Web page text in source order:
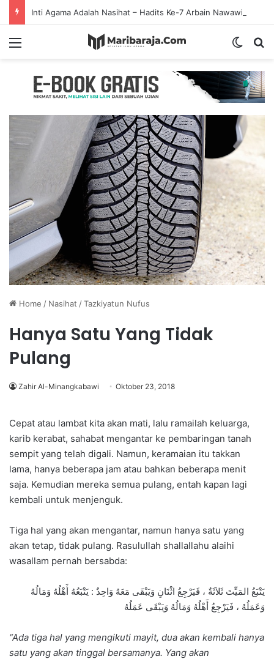
Inti Agama Adalah Nasihat – Hadits Ke-7 Arbain Nawawi
Home / Nasihat /Tazkiyatun Nufus
Hanya Satu Yang Tidak
Pulang
Zahir Al-Minangkabawi Oktober 23, 2018
Cepat atau lambat kita akan mati, lalu ramailah keluarga,
karib kerabat, sahabat mengantar ke pembaringan tanah
sempit yang telah digali. Namun, keramaian itu takkan
lama, hanya beberapa jam atau bahkan beberapa menit
saja. Kemudian mereka semua pulang, entah kapan lagi
kembali untuk menjenguk.
Tiga hal yang akan mengantar, namun hanya satu yang
akan tetap, tidak pulang. Rasulullah shallallahu alaihi
wasallam pernah bersabda:
يَتْبَعُ المَيِّتَ ثَلاَثَةٌ ، فَيَرْجِعُ اثْنَانِ وَيَبْقَى مَعَهُ وَاحِدٌ : يَتْبَعُهُ أَهْلُهُ وَمَالُهُ
وَعَمَلُهُ ، فَيَرْجِعُ أَهْلُهُ وَمَالُهُ وَيَبْقَى عَمَلُهُ
“Ada tiga hal yang mengikuti mayit, dua akan kembali hanya
satu yang akan tinggal bersamanya. Yang akan